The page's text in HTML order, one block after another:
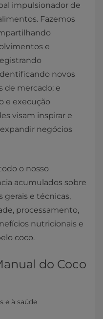
impulsionador de
Fazemos
e
novos
de mercado; e
e execução
visam inspirar e
negócios
o nosso
acumulados sobre
gerais e técnicas,
processamento,
nutricionais e
coco.
do Coco
e à saúde